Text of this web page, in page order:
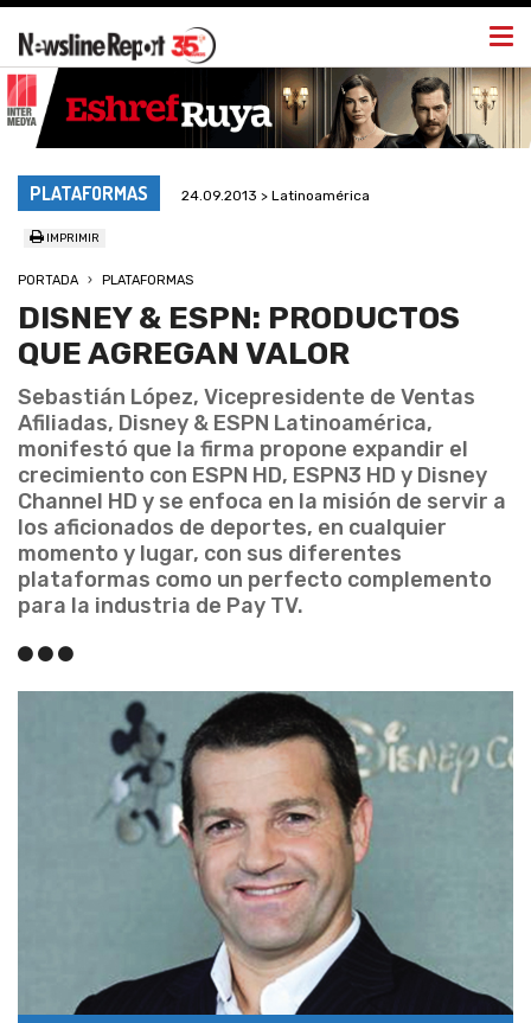
PLATAFORMAS 24.09.2013 > Latinoamérica
IMPRIMIR
PORTADA PLATAFORMAS
DISNEY & ESPN: PRODUCTOS
QUE AGREGAN VALOR
Sebastián López, Vicepresidente de Ventas
Afiliadas, Disney & ESPN Latinoamérica,
monifestó que la firma propone expandir el
crecimiento con ESPN HD, ESPN3 HD y Disney
Channel HD y se enfoca en la misión de servir a
los aficionados de deportes, en cualquier
momento y lugar, con sus diferentes
plataformas como un perfecto complemento
para la industria de Pay TV.